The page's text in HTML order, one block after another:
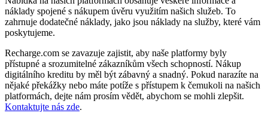
náklady spojené s nákupem úvěru využitím našich služeb. To
zahrnuje dodatečné náklady, jako jsou náklady na služby, které vám
poskytujeme.
Recharge.com se zavazuje zajistit, aby naše platformy byly
přístupné a srozumitelné zákazníkům všech schopností. Nákup
digitálního kreditu by měl být zábavný a snadný. Pokud narazíte na
nějaké překážky nebo máte potíže s přístupem k čemukoli na našich
platformách, dejte nám prosím vědět, abychom se mohli zlepšit.
Kontaktujte nás zde.